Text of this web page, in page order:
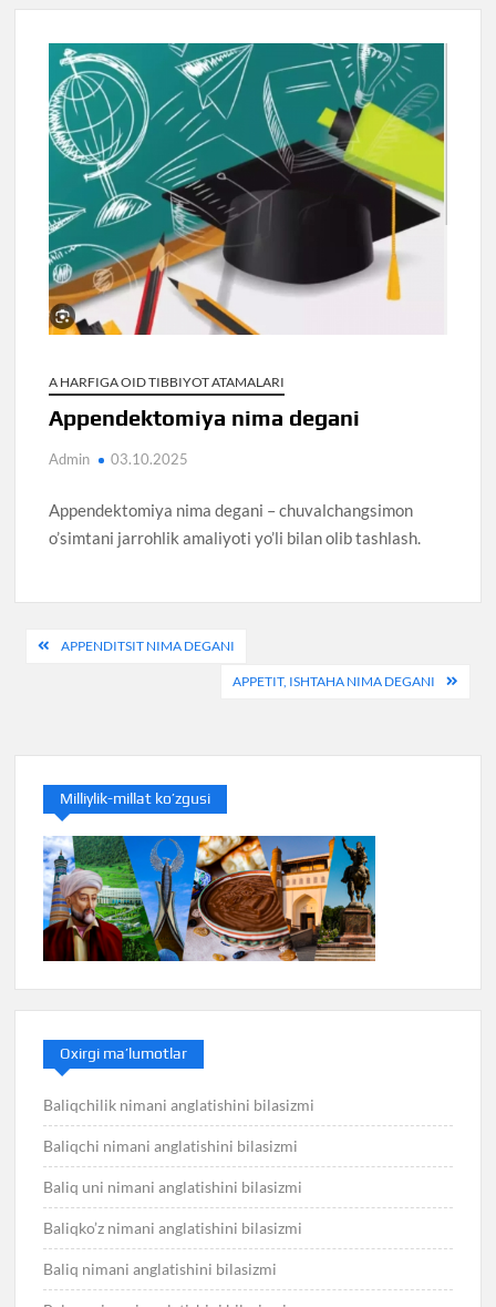
A HARFIGA OID TIBBIYOT ATAMALARI
Appendektomiya nima degani
Admin 03.10.2025
Appendektomiya nima degani – chuvalchangsimon
o’simtani jarrohlik amaliyoti yo’li bilan olib tashlash.
PostAPPENDITSIT NIMA DEGANI
APPETIT, ISHTAHA NIMA DEGANI
Milliylik-millat ko’zgusi
Oxirgi ma’lumotlar
Baliqchilik nimani anglatishini bilasizmi
Baliqchi nimani anglatishini bilasizmi
Baliq uni nimani anglatishini bilasizmi
Baliqko’z nimani anglatishini bilasizmi
Baliq nimani anglatishini bilasizmi